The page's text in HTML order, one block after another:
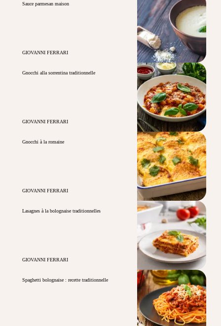
Sauce parmesan maison
GIOVANNI FERRARI
Gnocchi alla sorrentina traditionnelle
GIOVANNI FERRARI
Gnocchi à la romaine
GIOVANNI FERRARI
Lasagnes à la bolognaise traditionnelles
GIOVANNI FERRARI
Spaghetti bolognaise : recette traditionnelle